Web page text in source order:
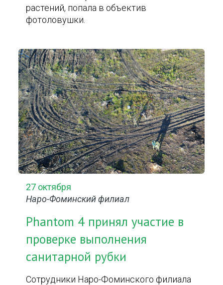
растений, попала в объектив
фотоловушки.
27 октября
Наро-Фоминский филиал
Phantom 4 принял участие в
проверке выполнения
санитарной рубки
Сотрудники Наро-Фоминского филиала